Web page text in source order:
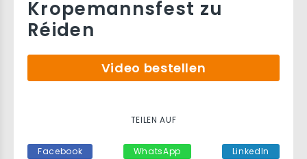
Kropemannsfest zu
Réiden
Video bestellen
TEILEN AUF
Facebook WhatsApp LinkedIn